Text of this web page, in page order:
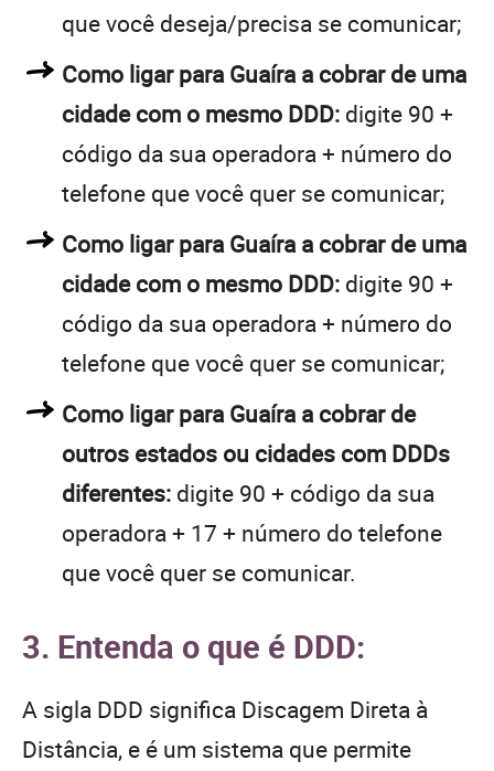
que você deseja/precisa se comunicar;
Como ligar para Guaíra a cobrar de uma
cidade com o mesmo DDD: digite 90 +
código da sua operadora + número do
telefone que você quer se comunicar;
Como ligar para Guaíra a cobrar de uma
cidade com o mesmo DDD: digite 90 +
código da sua operadora + número do
telefone que você quer se comunicar;
Como ligar para Guaíra a cobrar de
outros estados ou cidades com DDDs
diferentes: digite 90 + código da sua
operadora + 17 + número do telefone
que você quer se comunicar.
3. Entenda o que é DDD:
A sigla DDD significa Discagem Direta à
Distância, e é um sistema que permite